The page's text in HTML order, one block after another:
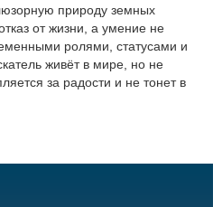
природу земных
от жизни, а умение не
ролями, статусами и
живёт в мире, но не
за радости и не тонет в